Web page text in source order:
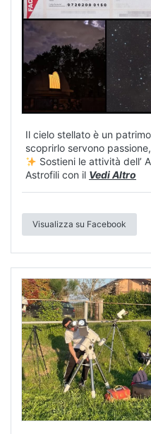
Il cielo stellato è un
scoprirlo servono
Sostieni le attività dell’
Astrofili con il Vedi Altro
Visualizza su Facebook